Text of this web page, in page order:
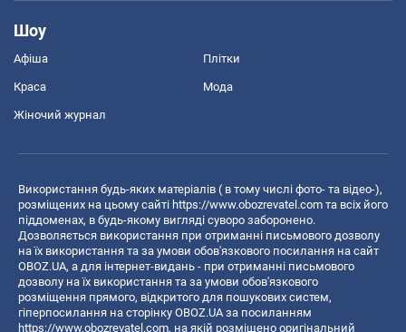
Шоу
Афіша Плітки
Краса Мода
Жіночий журнал
Використання будь-яких матеріалів ( в тому числі фото- та відео-),
розміщених на цьому сайті https://www.obozrevatel.com та всіх його
піддоменах, в будь-якому вигляді суворо заборонено.
Дозволяється використання при отриманні письмового дозволу
на їх використання та за умови обов'язкового посилання на сайт
OBOZ.UA, а для інтернет-видань - при отриманні письмового
дозволу на їх використання та за умови обов'язкового
розміщення прямого, відкритого для пошукових систем,
гіперпосилання на сторінку OBOZ.UA за посиланням
https://www.obozrevatel.com, на якій розміщено оригінальний